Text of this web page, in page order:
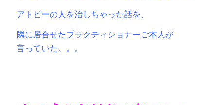
アトピーの人を治しちゃった話を、
隣に居合せたプラクティショナーご本人が
言っていた。。。